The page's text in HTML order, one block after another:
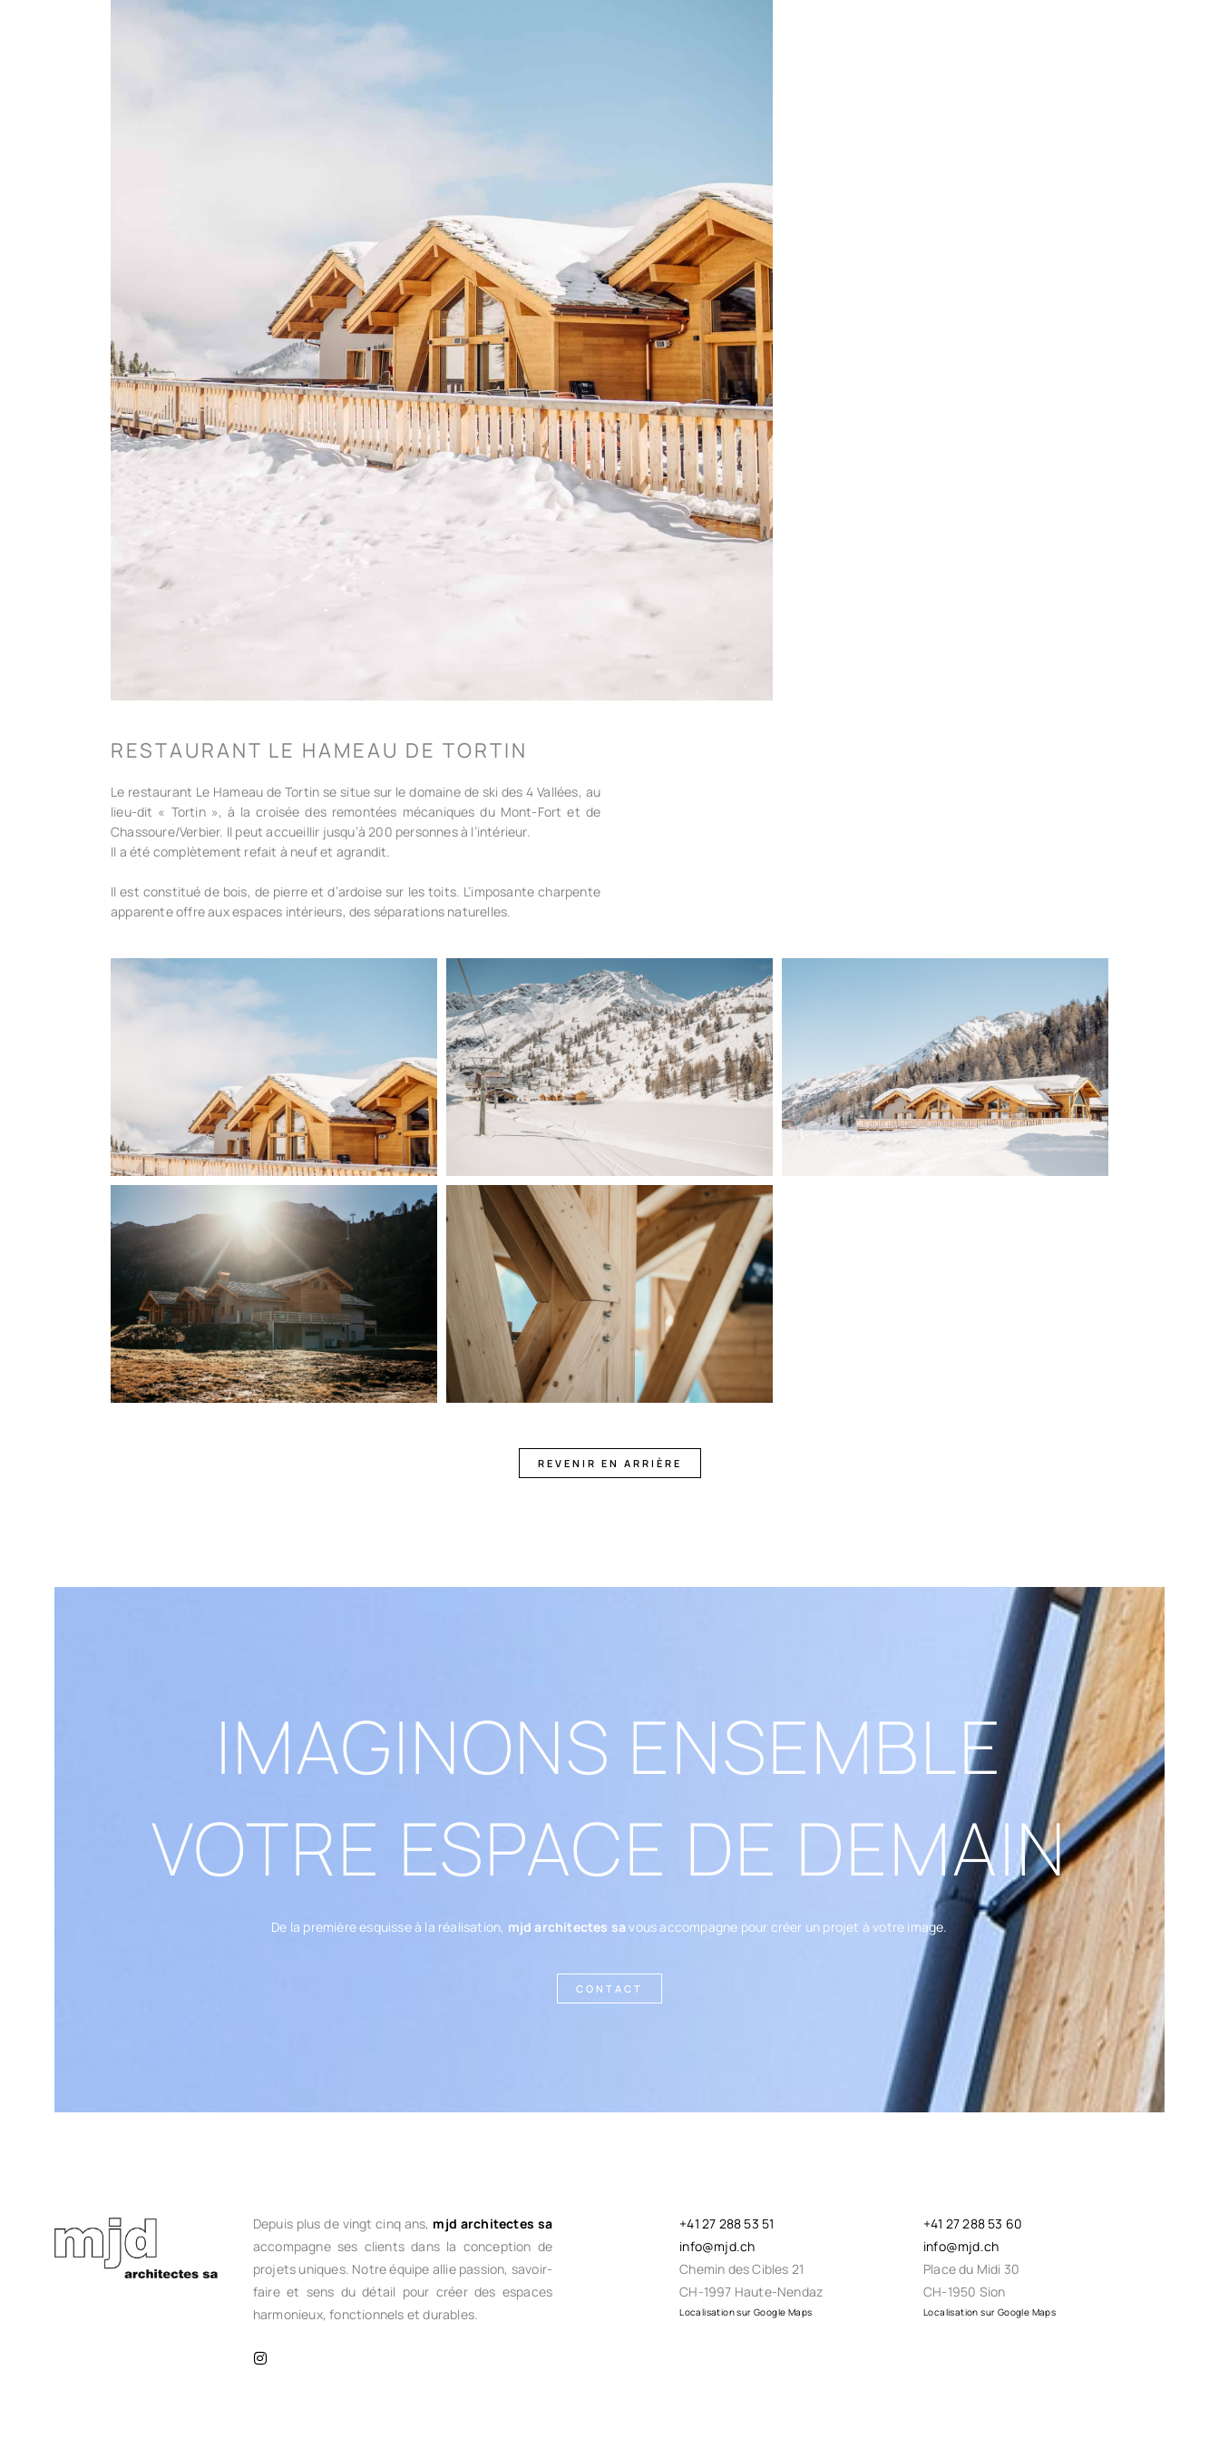
RESTAURANT LE HAMEAU DE TORTIN
Le restaurant Le Hameau de Tortin se situe sur le domaine de ski des 4 Vallées, au
lieu-dit « Tortin », à la croisée des remontées mécaniques du Mont-Fort et de
Chassoure/Verbier. Il peut accueillir jusqu’à 200 personnes à l’intérieur.
Il a été complètement refait à neuf et agrandit.
Il est constitué de bois, de pierre et d’ardoise sur les toits. L’imposante charpente
apparente offre aux espaces intérieurs, des séparations naturelles.
REVENIR EN ARRIÈRE
IMAGINONS ENSEMBLE
VOTRE ESPACE DE DEMAIN
De la première esquisse à la réalisation, mjd architectes sa vous accompagne pour créer un projet à votre image.
CONTACT
Depuis plus de vingt cinq ans, mjd architectes sa
accompagne ses clients dans la conception de
projets uniques. Notre équipe allie passion, savoir-
faire et sens du détail pour créer des espaces
harmonieux, fonctionnels et durables.
I
n
+41 27 288 53 51
info@mjd.ch
Chemin des Cibles 21
CH-1997 Haute-Nendaz
Localisation sur Google Maps
+41 27 288 53 60
info@mjd.ch
Place du Midi 30
CH-1950 Sion
Localisation sur Google Maps